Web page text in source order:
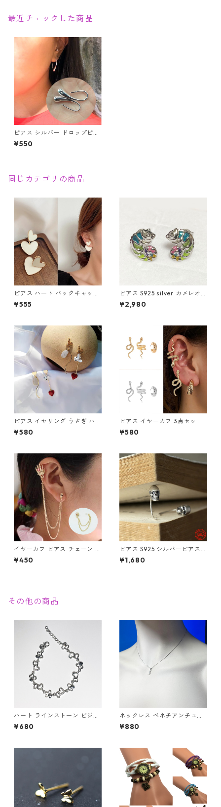
最近チェックした商品
ピアス シルバー ドロップピア
ス 925 アクセサリー レディー
ス シルバーピアス
¥550
同じカテゴリの商品
ピアス ハート バックキャッチ
ダブルハート 2way ハートピ
アス アクセサリー クリームホ
¥555
ピアス S925 silver カメレオン
爬虫類 カラフル レインボー シ
ルバー スタッド
¥2,980
ピアス イヤリング うさぎ ハー
ト 時計 アシメ かわいい 不思
議 兎 白うさぎ 懐中時計 ワン
¥580
ピアス イヤーカフ 3点セット
3個 スネーク 蛇 へび 片耳用
ゴールド シルバー メンズ レデ
¥580
イヤーカフ ピアス チェーン ス
カル ハンド フェイス ゴールド
骸骨 がいこつ パンク ゴスロリ
¥450
ピアス S925 シルバーピアス
スカル ユニセックス フックピ
アス 片耳用
¥1,680
その他の商品
ハート ラインストーン ビジュ
ー キラキラ シルバー 可愛い
ブレスレット
¥680
ネックレス ベネチアンチェー
ン ミニマル バーペンダント ラ
インストーン
¥880